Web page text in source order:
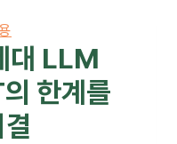
대 LLM
한계를